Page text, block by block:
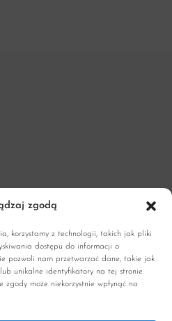
zgodą
korzystamy z technologii, takich jak pliki
dostępu do informacji o
pozwoli nam przetwarzać dane, takie jak
unikalne identyfikatory na tej stronie.
może niekorzystnie wpłynąć na